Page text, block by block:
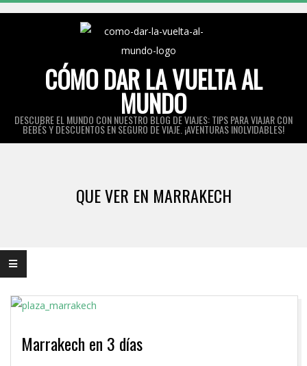
CÓMO DAR LA VUELTA AL
MUNDO
DESCUBRE EL MUNDO CON NUESTRO BLOG DE VIAJES: TIPS PARA VIAJAR CON
BEBÉS Y DESCUENTOS EN SEGURO DE VIAJE. ¡AVENTURAS INOLVIDABLES!
QUE VER EN MARRAKECH
Marrakech en 3 días